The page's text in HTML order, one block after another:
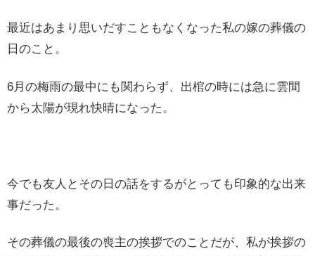
最近はあまり思いだすこともなくなった私の嫁の葬儀の
日のこと。
6月の梅雨の最中にも関わらず、出棺の時には急に雲間
から太陽が現れ快晴になった。
今でも友人とその日の話をするがとっても印象的な出来
事だった。
その葬儀の最後の喪主の挨拶でのことだが、私が挨拶の